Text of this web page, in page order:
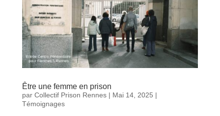
Être une femme en prison
par Collectif Prison Rennes| Mai 14, 2025 |
Témoignages